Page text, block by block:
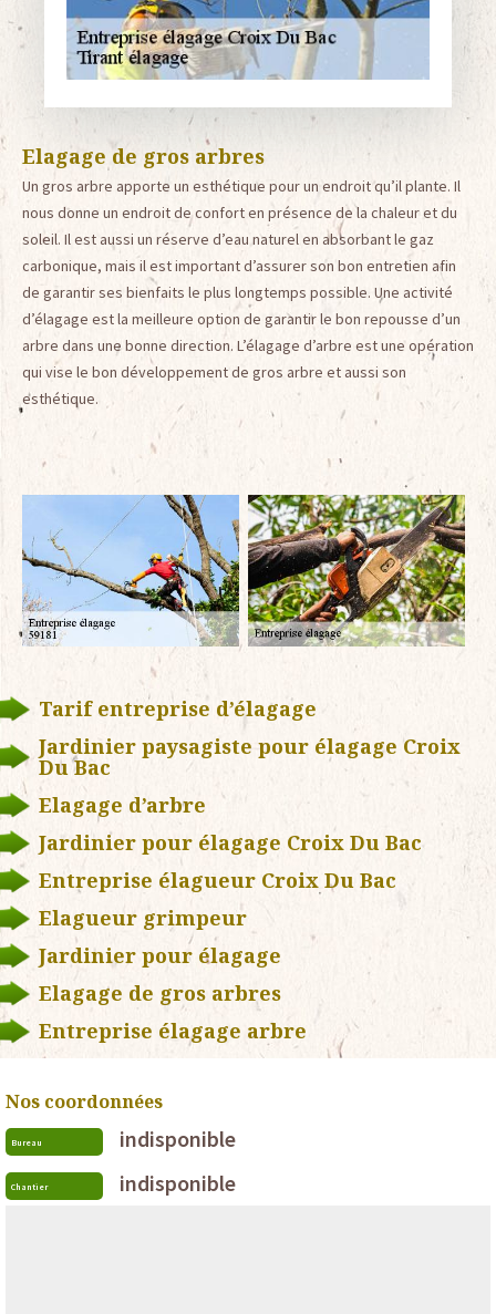
Elagage de gros arbres
Un gros arbre apporte un esthétique pour un endroit qu’il plante. Il
nous donne un endroit de confort en présence de la chaleur et du
soleil. Il est aussi un réserve d’eau naturel en absorbant le gaz
carbonique, mais il est important d’assurer son bon entretien afin
de garantir ses bienfaits le plus longtemps possible. Une activité
d’élagage est la meilleure option de garantir le bon repousse d’un
arbre dans une bonne direction. L’élagage d’arbre est une opération
qui vise le bon développement de gros arbre et aussi son
esthétique.
Tarif entreprise d’élagage
Jardinier paysagiste pour élagage Croix
Du Bac
Elagage d’arbre
Jardinier pour élagage Croix Du Bac
Entreprise élagueur Croix Du Bac
Elagueur grimpeur
Jardinier pour élagage
Elagage de gros arbres
Entreprise élagage arbre
Nos coordonnées
Bureau indisponible
Chantier indisponible